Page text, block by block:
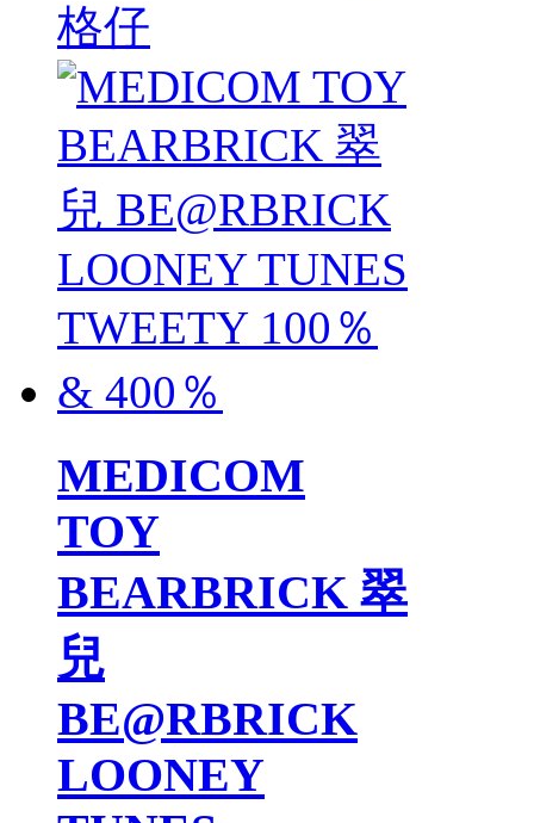
格仔
MEDICOM
TOY
BEARBRICK 翠
兒
BE@RBRICK
LOONEY